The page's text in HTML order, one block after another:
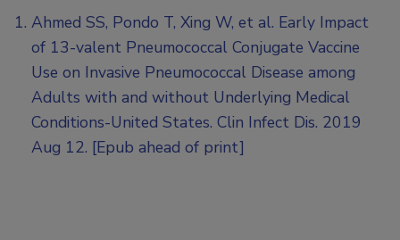
Ahmed SS, Pondo T, Xing W, et al. Early Impact
of 13-valent Pneumococcal Conjugate Vaccine
Use on Invasive Pneumococcal Disease among
Adults with and without Underlying Medical
Conditions-United States. Clin Infect Dis. 2019
Aug 12. [Epub ahead of print]